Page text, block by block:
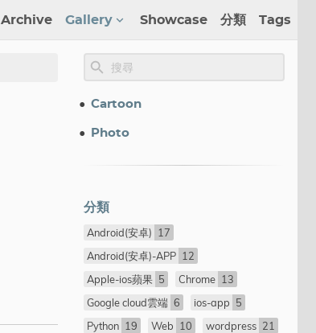
Archive Gallery Showcase 分類 Tags
Cartoon
Photo
分類
Android(安卓)
17
Android(安卓)-APP 12
Apple-ios蘋果 5 Chrome 13
Google cloud雲端 6 ios-app 5
Python 19 Web 10 wordpress 21